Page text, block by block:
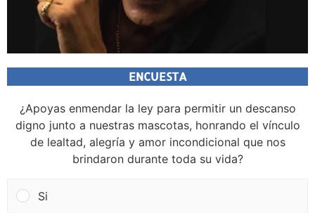
ENCUESTA
¿Apoyas enmendar la ley para permitir un descanso
digno junto a nuestras mascotas, honrando el vínculo
de lealtad, alegría y amor incondicional que nos
brindaron durante toda su vida?
Si